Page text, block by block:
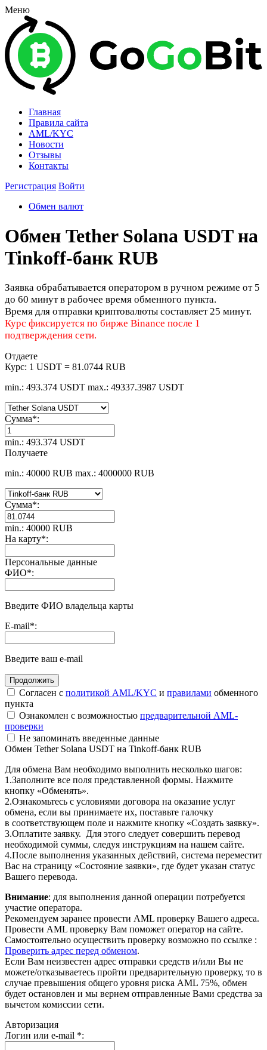
Меню
Главная
Правила сайта
AML/KYC
Новости
Отзывы
Контакты
Регистрация Войти
Обмен валют
Обмен Tether Solana USDT на
Tinkoff-банк RUB
Заявка обрабатывается оператором в ручном режиме от 5
до 60 минут в рабочее время обменного пункта.
Время для отправки криптовалюты составляет 25 минут.
Курс фиксируется по бирже Binance после 1
подтверждения сети.
Отдаете
Курс: 1 USDT = 81.0744 RUB
min.: 493.374 USDT max.: 49337.3987 USDT
Сумма*:
min.: 493.374 USDT
Получаете
min.: 40000 RUB max.: 4000000 RUB
Сумма*:
min.: 40000 RUB
На карту*:
Персональные данные
ФИО*:
Введите ФИО владельца карты
E-mail*:
Введите ваш e-mail
Согласен с политикой AML/KYC и правилами обменного
пункта
Ознакомлен с возможностью предварительной AML-
проверки
Не запоминать введенные данные
Обмен Tether Solana USDT на Tinkoff-банк RUB
Для обмена Вам необходимо выполнить несколько шагов:
1.Заполните все поля представленной формы. Нажмите
кнопку «Обменять».
2.Ознакомьтесь с условиями договора на оказание услуг
обмена, если вы принимаете их, поставьте галочку
в соответствующем поле и нажмите кнопку «Создать заявку».
3.Оплатите заявку. Для этого следует совершить перевод
необходимой суммы, следуя инструкциям на нашем сайте.
4.После выполнения указанных действий, система переместит
Вас на страницу «Состояние заявки», где будет указан статус
Вашего перевода.
Внимание: для выполнения данной операции потребуется
участие оператора.
Рекомендуем заранее провести AML проверку Вашего адреса.
Провести AML проверку Вам поможет оператор на сайте.
Самостоятельно осуществить проверку возможно по ссылке :
Проверить адрес перед обменом.
Если Вам неизвестен адрес отправки средств и/или Вы не
можете/отказываетесь пройти предварительную проверку, то в
случае превышения общего уровня риска AML 75%, обмен
будет остановлен и мы вернем отправленные Вами средства за
вычетом комиссии сети.
Авторизация
Логин или e-mail *: